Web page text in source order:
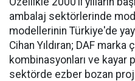
ambalaj sektörlerinde
modellerinin Türkiye'de
Cihan Yıldıran; DAF
kombinasyonları ve kayar
sektörde ezber bozan